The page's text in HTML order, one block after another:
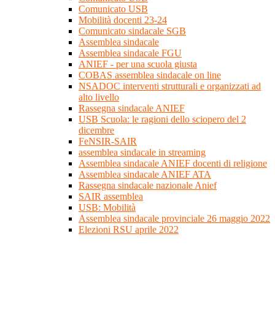
Comunicato USB
Mobilità docenti 23-24
Comunicato sindacale SGB
Assemblea sindacale
Assemblea sindacale FGU
ANIEF - per una scuola giusta
COBAS assemblea sindacale on line
NSADOC interventi strutturali e organizzati ad
alto livello
Rassegna sindacale ANIEF
USB Scuola: le ragioni dello sciopero del 2
dicembre
FeNSIR-SAIR
assemblea sindacale in streaming
Assemblea sindacale ANIEF docenti di religione
Assemblea sindacale ANIEF ATA
Rassegna sindacale nazionale Anief
SAIR assemblea
USB: Mobilità
Assemblea sindacale provinciale 26 maggio 2022
Elezioni RSU aprile 2022